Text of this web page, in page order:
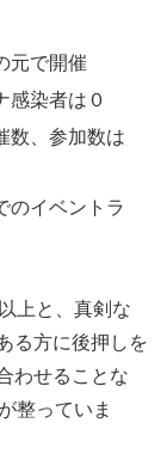
元で開催
感染者は０
数、参加数は
のイベントラ
上と、真剣な
る方に後押しを
わせることな
整っていま